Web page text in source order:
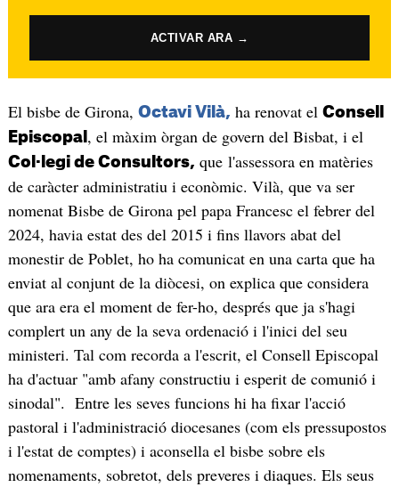
ACTIVAR ARA →
El bisbe de Girona, Octavi Vilà, ha renovat el Consell
Episcopal , el màxim òrgan de govern del Bisbat, i el
Col·legi de Consultors, que l'assessora en matèries
de caràcter administratiu i econòmic. Vilà, que va ser
nomenat Bisbe de Girona pel papa Francesc el febrer del
2024, havia estat des del 2015 i fins llavors abat del
monestir de Poblet, ho ha comunicat en una carta que ha
enviat al conjunt de la diòcesi, on explica que considera
que ara era el moment de fer-ho, després que ja s'hagi
complert un any de la seva ordenació i l'inici del seu
ministeri. Tal com recorda a l'escrit, el Consell Episcopal
ha d'actuar "amb afany constructiu i esperit de comunió i
sinodal". Entre les seves funcions hi ha fixar l'acció
pastoral i l'administració diocesanes (com els pressupostos
i l'estat de comptes) i aconsella el bisbe sobre els
nomenaments, sobretot, dels preveres i diaques. Els seus